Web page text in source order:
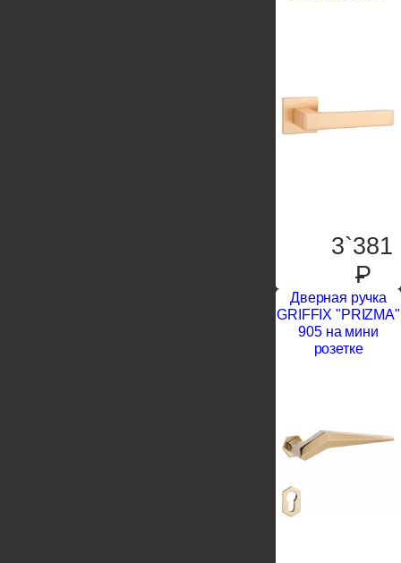
3`381
P
Дверная ручка
GRIFFIX "PRIZMA"
905 на мини
розетке